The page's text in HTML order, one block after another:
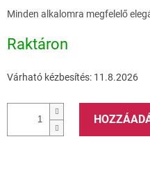
Minden alkalomra megfelelő
Raktáron
Várható kézbesítés: 11.8.2026